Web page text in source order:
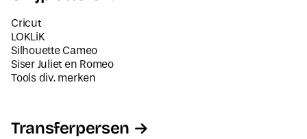
Cricut
LOKLiK
Silhouette Cameo
Siser Juliet en Romeo
Tools div. merken
Transferpersen